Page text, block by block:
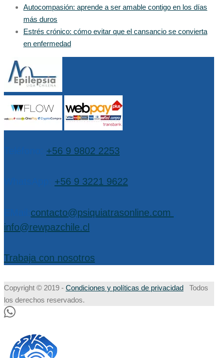
Autocompasión: aprende a ser amable contigo en los días
más duros
Estrés crónico: cómo evitar que el cansancio se convierta
en enfermedad
+56 9 9802 2253
+56 9 3221 9622
contacto@psiquiatrasonline.com
info@rewpazchile.cl
Trabaja con nosotros
Copyright © 2019 - Condiciones y políticas de privacidad Todos
los derechos reservados.